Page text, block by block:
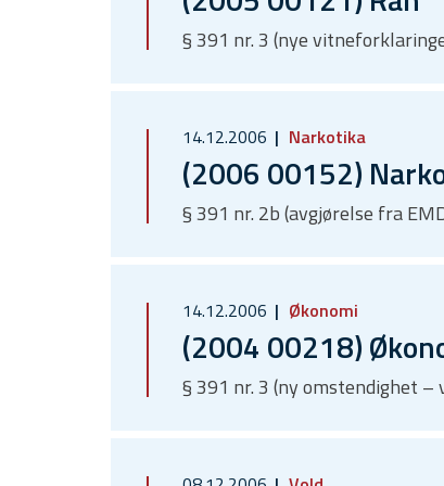
§ 391 nr. 3 (nye
14.12.2006 Narkotika
(2006 00152)
§ 391 nr. 2b (avgjørelse fra
14.12.2006 Økonomi
(2004 00218)
§ 391 nr. 3 (ny omstendighet